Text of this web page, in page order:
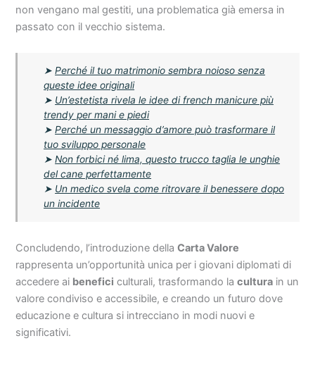
non vengano mal gestiti, una problematica già emersa in
passato con il vecchio sistema.
➤Perché il tuo matrimonio sembra noioso senza
queste idee originali
➤ Un’estetista rivela le idee di french manicure più
trendy per mani e piedi
➤Perché un messaggio d’amore può trasformare il
tuo sviluppo personale
➤Non forbici né lima, questo trucco taglia le unghie
del cane perfettamente
➤ Un medico svela come ritrovare il benessere dopo
un incidente
Concludendo, l’introduzione dellaCarta Valore
rappresenta un’opportunità unica per i giovani diplomati di
accedere ai benefici culturali, trasformando lacultura in un
valore condiviso e accessibile, e creando un futuro dove
educazione e cultura si intrecciano in modi nuovi e
significativi.